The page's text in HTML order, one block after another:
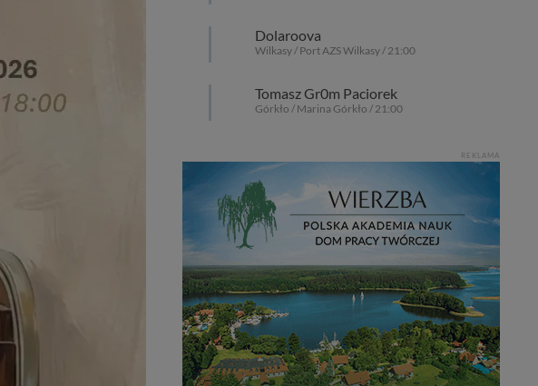
Dolaroova
Wilkasy / Port AZS Wilkasy / 21:00
Tomasz Gr0m Paciorek
Górkło / Marina Górkło / 21:00
REKLAMA